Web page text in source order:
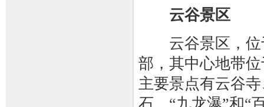
云谷景区
云谷景区，位
部，其中心地带
主要景点有云谷